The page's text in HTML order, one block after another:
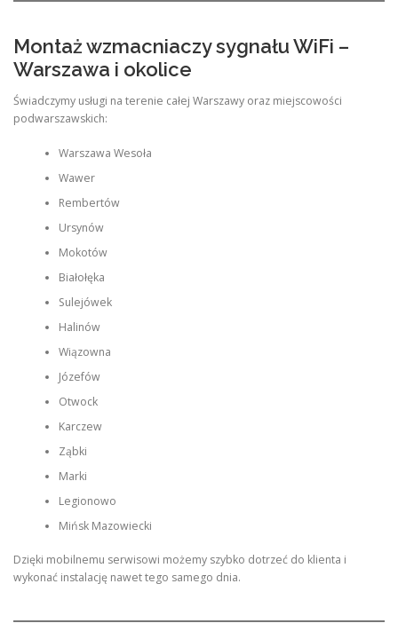
Montaż wzmacniaczy sygnału WiFi –
Warszawa i okolice
Świadczymy usługi na terenie całej Warszawy oraz miejscowości
podwarszawskich:
Warszawa Wesoła
Wawer
Rembertów
Ursynów
Mokotów
Białołęka
Sulejówek
Halinów
Wiązowna
Józefów
Otwock
Karczew
Ząbki
Marki
Legionowo
Mińsk Mazowiecki
Dzięki mobilnemu serwisowi możemy szybko dotrzeć do klienta i
wykonać instalację nawet tego samego dnia.